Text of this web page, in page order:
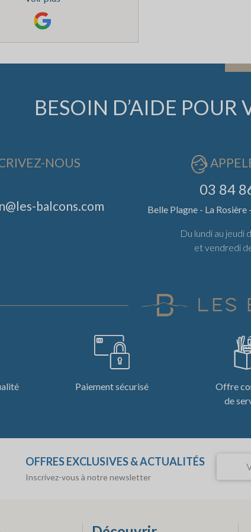
BESOIN D’AIDE POUR
NOUS
balcons.com
03 84
Belle Plagne - La Rosière
Du lundi au jeudi
et vendredi
Paiement sécurisé
Offre
de
OFFRES EXCLUSIVES & ACTUALITÉS
Inscrivez-vous à notre newsletter